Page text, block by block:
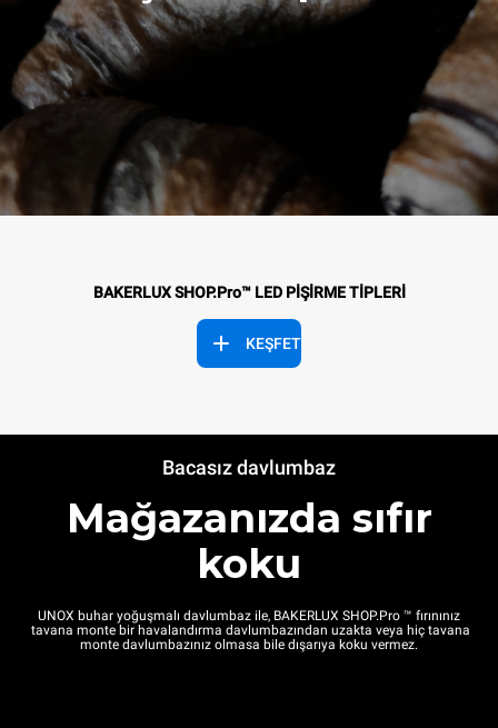
BAKERLUX SHOP.Pro™ LED PİŞİRME TİPLERİ
KEŞFET
Bacasız davlumbaz
Mağazanızda sıfır
koku
UNOX buhar yoğuşmalı davlumbaz ile, BAKERLUX SHOP.Pro ™ fırınınız
tavana monte bir havalandırma davlumbazından uzakta veya hiç tavana
monte davlumbazınız olmasa bile dışarıya koku vermez.